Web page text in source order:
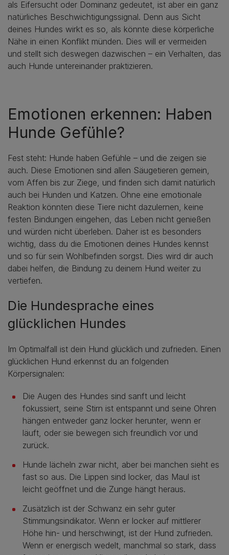
als Eifersucht oder Dominanz gedeutet, ist aber ein ganz
natürliches Beschwichtigungssignal. Denn aus Sicht
deines Hundes wirkt es so, als könnte diese körperliche
Nähe in einen Konflikt münden. Dies will er vermeiden
und stellt sich deswegen dazwischen – ein Verhalten, das
auch Hunde untereinander praktizieren.
Emotionen erkennen: Haben
Hunde Gefühle?
Fest steht: Hunde haben Gefühle – und die zeigen sie
auch. Diese Emotionen sind allen Säugetieren gemein,
vom Affen bis zur Ziege, und finden sich damit natürlich
auch bei Hunden und Katzen. Ohne eine emotionale
Reaktion könnten diese Tiere nicht dazulernen, keine
festen Bindungen eingehen, das Leben nicht genießen
und würden nicht überleben. Daher ist es besonders
wichtig, dass du die Emotionen deines Hundes kennst
und so für sein Wohlbefinden sorgst. Dies wird dir auch
dabei helfen, die Bindung zu deinem Hund weiter zu
vertiefen.
Die Hundesprache eines
glücklichen Hundes
Im Optimalfall ist dein Hund glücklich und zufrieden. Einen
glücklichen Hund erkennst du an folgenden
Körpersignalen:
Die Augen des Hundes sind sanft und leicht
fokussiert, seine Stirn ist entspannt und seine Ohren
hängen entweder ganz locker herunter, wenn er
läuft, oder sie bewegen sich freundlich vor und
zurück.
Hunde lächeln zwar nicht, aber bei manchen sieht es
fast so aus. Die Lippen sind locker, das Maul ist
leicht geöffnet und die Zunge hängt heraus.
Zusätzlich ist der Schwanz ein sehr guter
Stimmungsindikator. Wenn er locker auf mittlerer
Höhe hin- und herschwingt, ist der Hund zufrieden.
Wenn er energisch wedelt, manchmal so stark, dass